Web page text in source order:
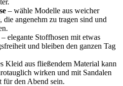
– wähle Modelle aus weicher
angenehm zu tragen sind und
– elegante Stoffhosen mit etwas
und bleiben den ganzen Tag
Kleid aus fließendem Material kann
wirken und mit Sandalen
für den Abend sein.